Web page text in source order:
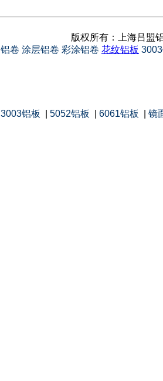
版权所有：上海吕盟
铝卷 涂层铝卷 彩涂铝卷 花纹铝板
3003铝板 5052铝板 6061铝板 镜